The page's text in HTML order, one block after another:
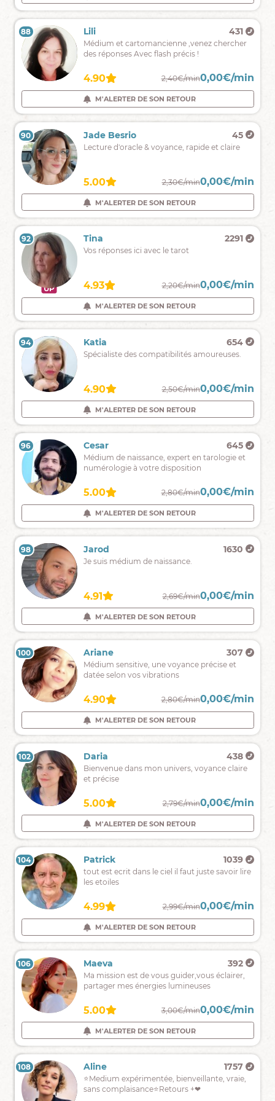
divinatoire
et
de
naissance
87 Clara
1630
Une
voyance
sans
complaisance,
ni
jugement,
en
bienveillance
4.88 0,00€/min
M'ALERTER DE SON RETOUR
88 Lili 431
Médium et cartomancienne ,venez chercher
des réponses Avec flash précis !
4.90 2,40€/min0,00€/min
M'ALERTER DE SON RETOUR
89 Enaya
1457
Un
et
je
vous
dis
tout.
4.94 2,39€/min 0,00€/min
M'ALERTER DE SON RETOUR
90 Jade Besrio 45
Lecture d'oracle & voyance, rapide et claire
5.00 2,30€/min0,00€/min
M'ALERTER DE SON RETOUR
UP
91 Elga
5033
⭐
RÉPONSES
IMMÉDIATES
⭐
SANS
COMPLAISANCE
4.98 0,00€/min
M'ALERTER DE SON RETOUR
92 Tina 2291
Vos réponses ici avec le tarot
4.93 2,20€/min0,00€/min
M'ALERTER DE SON RETOUR
93 Céleste
168
médium
et
intuitive
5.00 2,39€/min 0,00€/min
M'ALERTER DE SON RETOUR
94 Katia 654
Spécialiste des compatibilités amoureuses.
4.90 2,50€/min0,00€/min
M'ALERTER DE SON RETOUR
95 Lyvia
453
Bienvenus
dans
Univers...
Affectueusement,
Lyvia
4.90 2,39€/min 0,00€/min
M'ALERTER DE SON RETOUR
96 Cesar 645
Médium de naissance, expert en tarologie et
numérologie à votre disposition
5.00 2,80€/min0,00€/min
M'ALERTER DE SON RETOUR
97 Karen
504
Je
Karen,
je
suis
médium
pure
cartomancienne.
5.00 0,00€/min
M'ALERTER DE SON RETOUR
98 Jarod 1630
Je suis médium de naissance.
4.91 2,69€/min0,00€/min
M'ALERTER DE SON RETOUR
99 Kevin
832
⭐️Voyant
Médium
Expert
Sentimental,Retour,Evolution+Pro
4.94 1,90€/min 0,00€/min
M'ALERTER DE SON RETOUR
100 Ariane 307
Médium sensitive, une voyance précise et
datée selon vos vibrations
4.90 2,80€/min0,00€/min
M'ALERTER DE SON RETOUR
101 Julien
3462
congès
annuels
24
juillet.
au.
8
aoput
inclus.
merci
5.00 2,69€/min 0,00€/min
M'ALERTER DE SON RETOUR
102 Daria 438
Bienvenue dans mon univers, voyance claire
et précise
5.00 2,79€/min0,00€/min
M'ALERTER DE SON RETOUR
103 Salomé
713
Je
suis
votre
écoute
et
je
répondrai
toutes
vos
interrogations
4.78 0,00€/min
M'ALERTER DE SON RETOUR
104 Patrick 1039
tout est ecrit dans le ciel il faut juste savoir lire
les etoiles
4.99 2,99€/min0,00€/min
M'ALERTER DE SON RETOUR
105 Esperance
578
Je
suis
votre
écoute
pour
répondre
à
vos
questions.
4.90 2,80€/min 0,00€/min
M'ALERTER DE SON RETOUR
106 Maeva 392
Ma mission est de vous guider,vous éclairer,
partager mes énergies lumineuses
5.00 3,00€/min0,00€/min
M'ALERTER DE SON RETOUR
107 Denka
507
Un
regard
108 Aline 1757
⭐Medium expérimentée, bienveillante, vraie,
sans complaisance⭐Retours +❤